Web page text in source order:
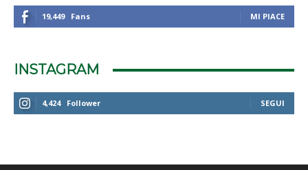
19,449 Fans MI PIACE
INSTAGRAM
4,424 Follower SEGUI